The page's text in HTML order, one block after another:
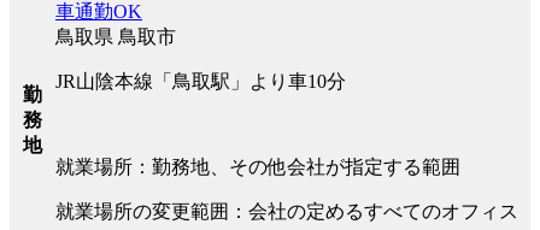
勤
務
地
車通勤OK
鳥取県 鳥取市
JR山陰本線「鳥取駅」より車10分
就業場所：勤務地、その他会社が指定する範囲
就業場所の変更範囲：会社の定めるすべてのオフィス